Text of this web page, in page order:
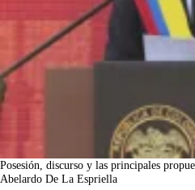
Posesión, discurso y las principales
Abelardo De La Espriella